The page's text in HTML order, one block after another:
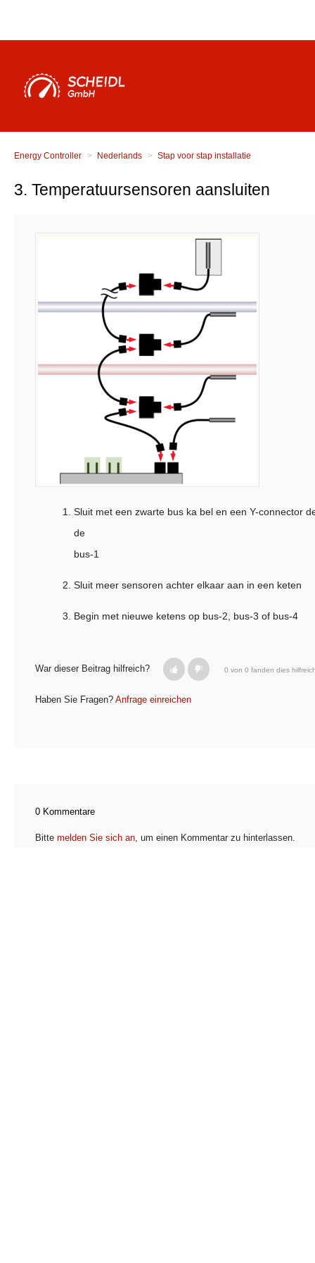
Energy Controller Nederlands Stap voor stap installatie
3. Temperatuursensoren aansluiten
Sluit met een zwarte bus ka­ bel en een Y-­connector
de
bus-1
Sluit meer sensoren achter elkaar aan in een keten
Begin met nieuwe ketens op bus-2, bus-3 of bus-4
War dieser Beitrag hilfreich? 0 von 0 fanden dies
Haben Sie Fragen? Anfrage einreichen
0 Kommentare
Bitte melden Sie sich an, um einen Kommentar zu hinterlassen.